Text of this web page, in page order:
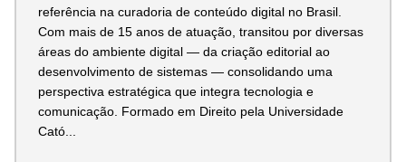
referência na curadoria de conteúdo digital no Brasil.
Com mais de 15 anos de atuação, transitou por diversas
áreas do ambiente digital — da criação editorial ao
desenvolvimento de sistemas — consolidando uma
perspectiva estratégica que integra tecnologia e
comunicação. Formado em Direito pela Universidade
Cató...